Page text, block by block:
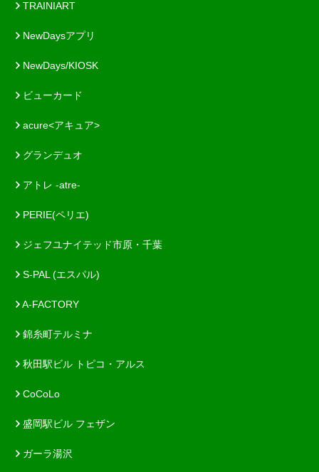
TRAINIART
NewDaysアプリ
NewDays/KIOSK
ビューカード
acure<アキュア>
グランデュオ
アトレ -atre-
PERIE(ペリエ)
ジェフユナイテッド市原・千葉
S-PAL (エスパル)
A-FACTORY
錦糸町テルミナ
秋田駅ビル トピコ・アルス
CoCoLo
盛岡駅ビル フェザン
ガーラ湯沢